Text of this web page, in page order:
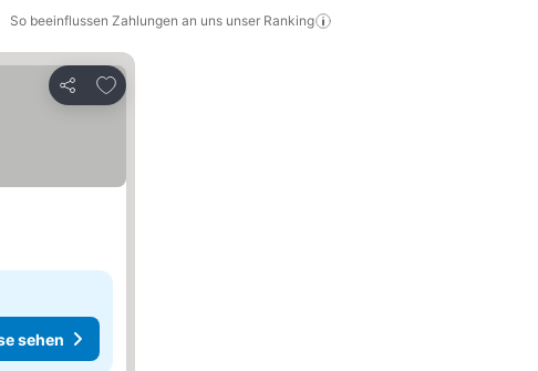
So beeinflussen Zahlungen an uns unser Ranking
Teilen
Zu Favoriten hinzufügen
sehen